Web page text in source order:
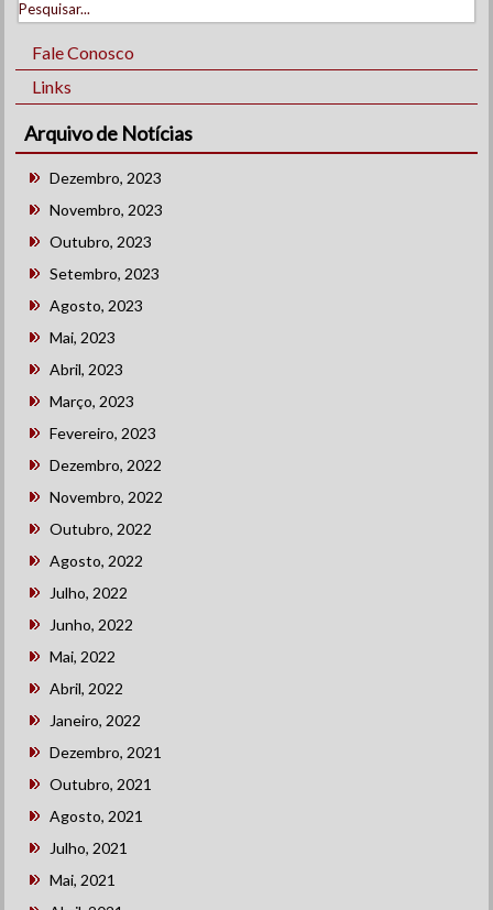
Fale Conosco
Links
Arquivo de Notícias
Dezembro, 2023
Novembro, 2023
Outubro, 2023
Setembro, 2023
Agosto, 2023
Mai, 2023
Abril, 2023
Março, 2023
Fevereiro, 2023
Dezembro, 2022
Novembro, 2022
Outubro, 2022
Agosto, 2022
Julho, 2022
Junho, 2022
Mai, 2022
Abril, 2022
Janeiro, 2022
Dezembro, 2021
Outubro, 2021
Agosto, 2021
Julho, 2021
Mai, 2021